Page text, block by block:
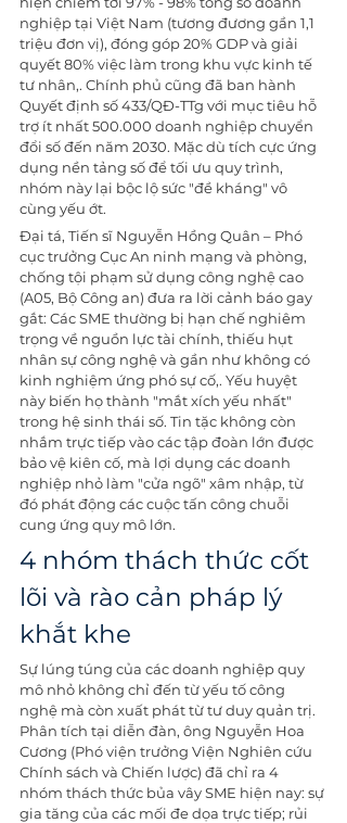
nghiệp tại Việt Nam (tương đương gần 1,1
triệu đơn vị), đóng góp 20% GDP và giải
quyết 80% việc làm trong khu vực kinh tế
tư nhân,. Chính phủ cũng đã ban hành
Quyết định số 433/QĐ-TTg với mục tiêu hỗ
trợ ít nhất 500.000 doanh nghiệp chuyển
đổi số đến năm 2030. Mặc dù tích cực ứng
dụng nền tảng số để tối ưu quy trình,
nhóm này lại bộc lộ sức "đề kháng" vô
cùng yếu ớt.
Đại tá, Tiến sĩ Nguyễn Hồng Quân – Phó
cục trưởng Cục An ninh mạng và phòng,
chống tội phạm sử dụng công nghệ cao
(A05, Bộ Công an) đưa ra lời cảnh báo gay
gắt: Các SME thường bị hạn chế nghiêm
trọng về nguồn lực tài chính, thiếu hụt
nhân sự công nghệ và gần như không có
kinh nghiệm ứng phó sự cố,. Yếu huyệt
này biến họ thành "mắt xích yếu nhất"
trong hệ sinh thái số. Tin tặc không còn
nhắm trực tiếp vào các tập đoàn lớn được
bảo vệ kiên cố, mà lợi dụng các doanh
nghiệp nhỏ làm "cửa ngõ" xâm nhập, từ
đó phát động các cuộc tấn công chuỗi
cung ứng quy mô lớn.
4 nhóm thách thức cốt
lõi và rào cản pháp lý
khắt khe
Sự lúng túng của các doanh nghiệp quy
mô nhỏ không chỉ đến từ yếu tố công
nghệ mà còn xuất phát từ tư duy quản trị.
Phân tích tại diễn đàn, ông Nguyễn Hoa
Cương (Phó viện trưởng Viện Nghiên cứu
Chính sách và Chiến lược) đã chỉ ra 4
nhóm thách thức bủa vây SME hiện nay: sự
gia tăng của các mối đe dọa trực tiếp; rủi